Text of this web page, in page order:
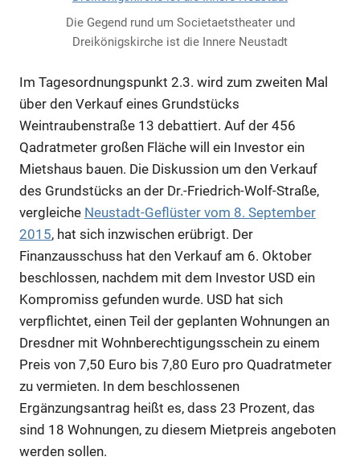
Die Gegend rund um Societaetstheater und
Dreikönigskirche ist die Innere Neustadt
Im Tagesordnungspunkt 2.3. wird zum zweiten Mal
über den Verkauf eines Grundstücks
Weintraubenstraße 13 debattiert. Auf der 456
Qadratmeter großen Fläche will ein Investor ein
Mietshaus bauen. Die Diskussion um den Verkauf
des Grundstücks an der Dr.-Friedrich-Wolf-Straße,
vergleiche Neustadt-Geflüster vom 8. September
2015, hat sich inzwischen erübrigt. Der
Finanzausschuss hat den Verkauf am 6. Oktober
beschlossen, nachdem mit dem Investor USD ein
Kompromiss gefunden wurde. USD hat sich
verpflichtet, einen Teil der geplanten Wohnungen an
Dresdner mit Wohnberechtigungsschein zu einem
Preis von 7,50 Euro bis 7,80 Euro pro Quadratmeter
zu vermieten. In dem beschlossenen
Ergänzungsantrag heißt es, dass 23 Prozent, das
sind 18 Wohnungen, zu diesem Mietpreis angeboten
werden sollen.